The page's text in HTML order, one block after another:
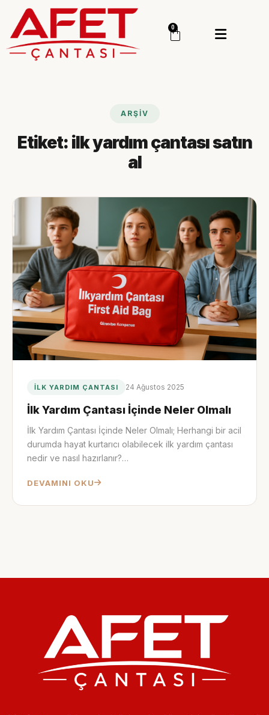
0
ARŞIV
Etiket: ilk yardım çantası satın
al
İLK YARDIM ÇANTASI 24 Ağustos 2025
İlk Yardım Çantası İçinde Neler Olmalı
İlk Yardım Çantası İçinde Neler Olmalı; Herhangi bir acil
durumda hayat kurtarıcı olabilecek ilk yardım çantası
nedir ve nasıl hazırlanır?…
DEVAMINI OKU
Menü
Giriş Yap
İlk Yardım Çantası
Okul Deprem Çantası
Toptan Deprem Çantası